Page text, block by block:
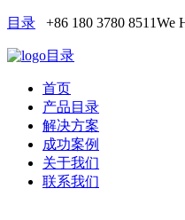
目录 +86 180 3780 8511We
目录
首页
产品目录
解决方案
成功案例
关于我们
联系我们